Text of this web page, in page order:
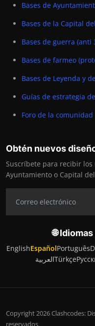
Bases de
Bases de la Capital
Bases de guerra (anti
Bases de farmeo
Bases de Leyenda y
Guías de estrategia
Foro de la comunidad
Obtén nuevos
Suscríbete para recibir
Ayuntamiento o Capital
🌐
EnglishEspañolPortuguês
العربيةTürkçe
Copyright 2026 Clashcodes:
reservados.